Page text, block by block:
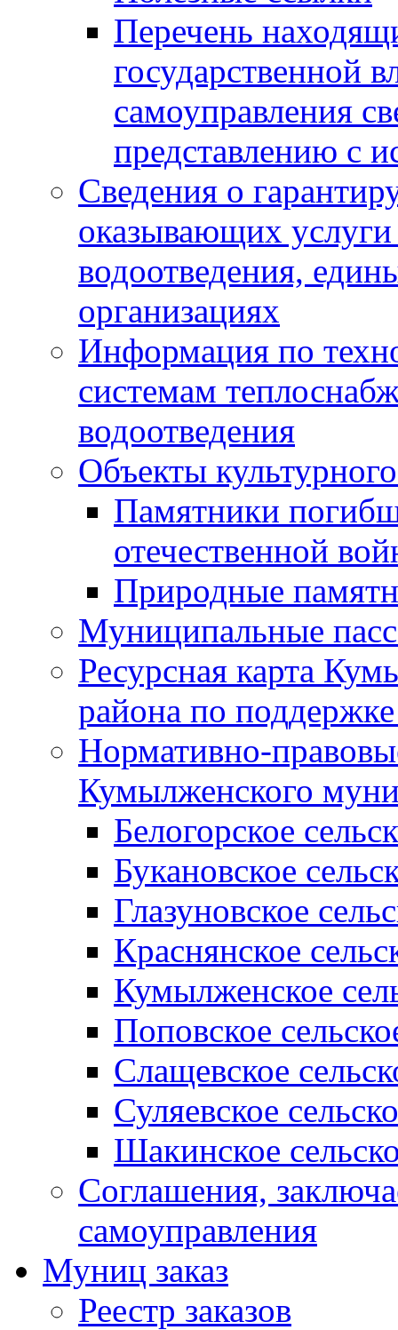
Перечень
государственной
самоуправления
представлению с
Сведения о
оказывающих
водоотведения,
организациях
Информация по
системам
водоотведения
Объекты
Памятники
отечественной
Природные
Муниципальные
Ресурсная карта
района по
Нормативно-
Кумылженского
Белогорское
Букановское
Глазуновское
Краснянское
Кумылженское
Поповское
Слащевское
Суляевское
Шакинское
Соглашения,
самоуправления
Муниц заказ
Реестр заказов